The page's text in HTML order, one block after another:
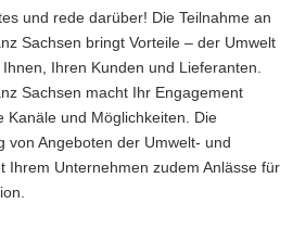
und rede darüber! Die Teilnahme an
Sachsen bringt Vorteile – der Umwelt
Ihren Kunden und Lieferanten.
Sachsen macht Ihr Engagement
Kanäle und Möglichkeiten. Die
von Angeboten der Umwelt- und
Ihrem Unternehmen zudem Anlässe für